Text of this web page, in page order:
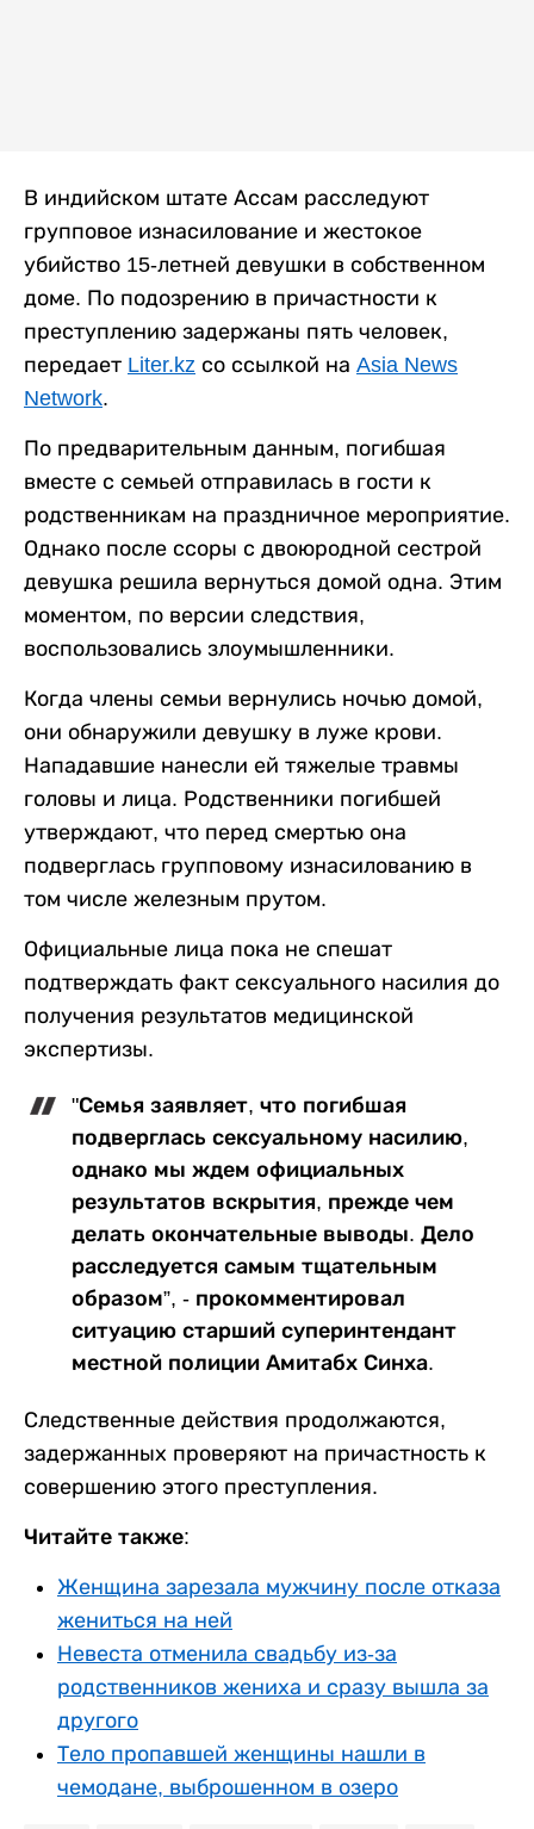
В индийском штате Ассам расследуют
групповое изнасилование и жестокое
убийство 15-летней девушки в собственном
доме. По подозрению в причастности к
преступлению задержаны пять человек,
передает Liter.kz со ссылкой на Asia News
Network.
По предварительным данным, погибшая
вместе с семьей отправилась в гости к
родственникам на праздничное мероприятие.
Однако после ссоры с двоюродной сестрой
девушка решила вернуться домой одна. Этим
моментом, по версии следствия,
воспользовались злоумышленники.
Когда члены семьи вернулись ночью домой,
они обнаружили девушку в луже крови.
Нападавшие нанесли ей тяжелые травмы
головы и лица. Родственники погибшей
утверждают, что перед смертью она
подверглась групповому изнасилованию в
том числе железным прутом.
Официальные лица пока не спешат
подтверждать факт сексуального насилия до
получения результатов медицинской
экспертизы.
"Семья заявляет, что погибшая
подверглась сексуальному насилию,
однако мы ждем официальных
результатов вскрытия, прежде чем
делать окончательные выводы. Дело
расследуется самым тщательным
образом”, - прокомментировал
ситуацию старший суперинтендант
местной полиции Амитабх Синха.
Следственные действия продолжаются,
задержанных проверяют на причастность к
совершению этого преступления.
Читайте также:
Женщина зарезала мужчину после отказа
жениться на ней
Невеста отменила свадьбу из-за
родственников жениха и сразу вышла за
другого
Тело пропавшей женщины нашли в
чемодане, выброшенном в озеро